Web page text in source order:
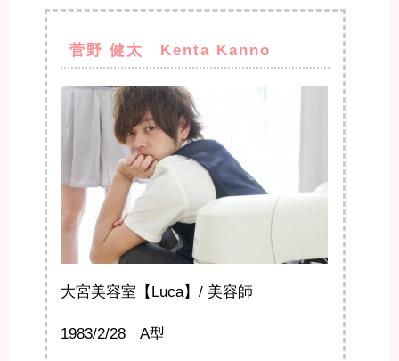
菅野 健太 Kenta Kanno
大宮美容室【Luca】/ 美容師
1983/2/28 A型